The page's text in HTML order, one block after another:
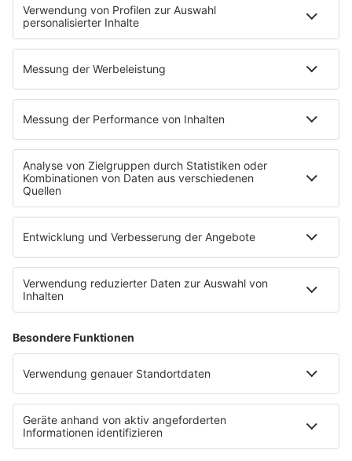
Pressemeldungen
Über Music Made in Germany
Über Miriam Audrey Hannah
WERBUNG
Leistungen und Produkte
Mediadaten und Preisliste
Datenschutz
Datenschutzeinstellungen
Datenverarbeitung bei Gewinnspielen
Teilnahmebedingungen
Bildnachweise
KI-Leitlinie
Die Initiative für die deutsche